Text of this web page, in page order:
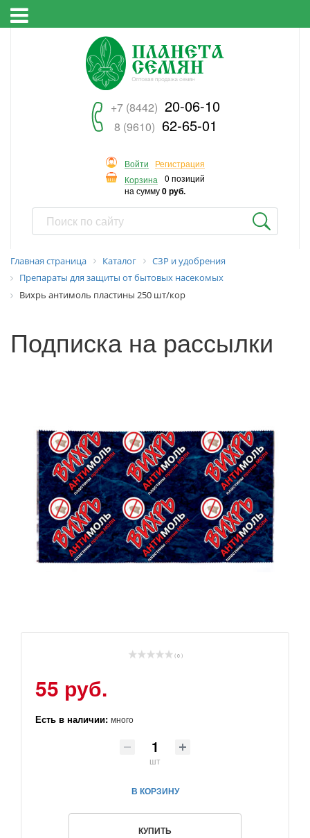
+7 (8442) 20-06-10
8 (9610) 62-65-01
Войти
Регистрация
Корзина
0 позиций
на сумму0 руб.
Главная страница Каталог
СЗР и удобрения
Препараты для защиты от бытовых насекомых
Вихрь антимоль пластины 250 шт/кор
Подписка на рассылки
( 0 )
55 руб.
Есть в наличии: много
шт
В КОРЗИНУ
КУПИТЬ